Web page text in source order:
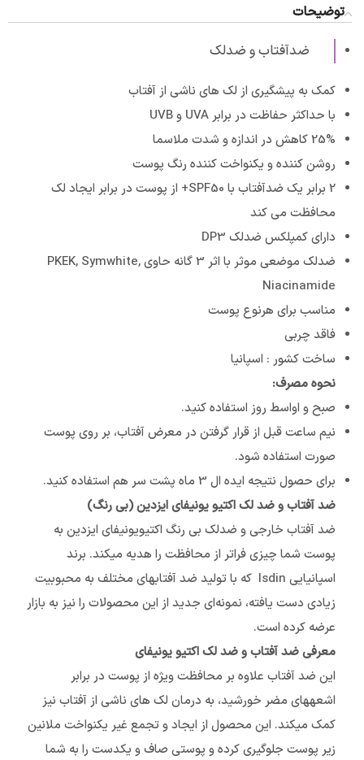
توضیحات
ضدآفتاب و ضدلک
کمک به پیشگیری از لک های ناشی از آفتاب
با حداکثر حفاظت در برابر UVA و UVB
25% کاهش در اندازه و شدت ملاسما
روشن کننده و یکنواخت کننده رنگ پوست
2 برابر یک ضدآفتاب با SPF50+ از پوست در برابر ایجاد لک
محافظت می کند
دارای کمپلکس ضدلک DP3
ضدلک موضعی موثر با اثر 3 گانه حاوی PKEK, Symwhite,
Niacinamide
مناسب برای هرنوع پوست
فاقد چربی
ساخت کشور : اسپانیا
نحوه مصرف:
صبح و اواسط روز استفاده کنید.
نیم ساعت قبل از قرار گرفتن در معرض آفتاب، بر روی پوست
صورت استفاده شود.
برای حصول نتیجه ایده ال 3 ماه پشت سر هم استفاده کنید.
ضد آفتاب و ضد لک اکتیو یونیفای ایزدین (بی رنگ)
ضد آفتاب خارجی و ضدلک بی رنگ اکتیویونیفای ایزدین به
پوست شما چیزی فراتر از محافظت را هدیه می‎کند. برند
اسپانیایی Isdin که با تولید ضد آفتاب‎های مختلف به محبوبیت
زیادی دست یافته، نمونه‌‎ای جدید از این محصولات را نیز به بازار
عرضه کرده است.
معرفی ضد آفتاب و ضد لک اکتیو یونیفای
این ضد آفتاب علاوه بر محافظت ویژه از پوست در برابر
اشعه‎های مضر خورشید، به درمان لک‎ های ناشی از آفتاب نیز
کمک می‎کند. این محصول از ایجاد و تجمع غیر یکنواخت ملانین
زیر پوست جلوگیری کرده و پوستی صاف و یکدست را به شما